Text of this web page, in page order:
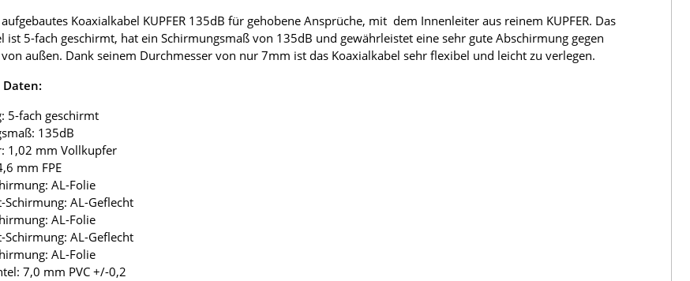
Koaxialkabel KUPFER 135dB für gehobene Ansprüche, mit dem Innenleiter aus reinem KUPFER. Das
ist 5-fach geschirmt, hat ein Schirmungsmaß von 135dB und gewährleistet eine sehr gute Abschirmung gegen
außen. Dank seinem Durchmesser von nur 7mm ist das Koaxialkabel sehr flexibel und leicht zu verlegen.
Daten:
5-fach geschirmt
135dB
1,02 mm Vollkupfer
mm FPE
AL-Folie
Schirmung: AL-Geflecht
AL-Folie
Schirmung: AL-Geflecht
AL-Folie
7,0 mm PVC +/-0,2